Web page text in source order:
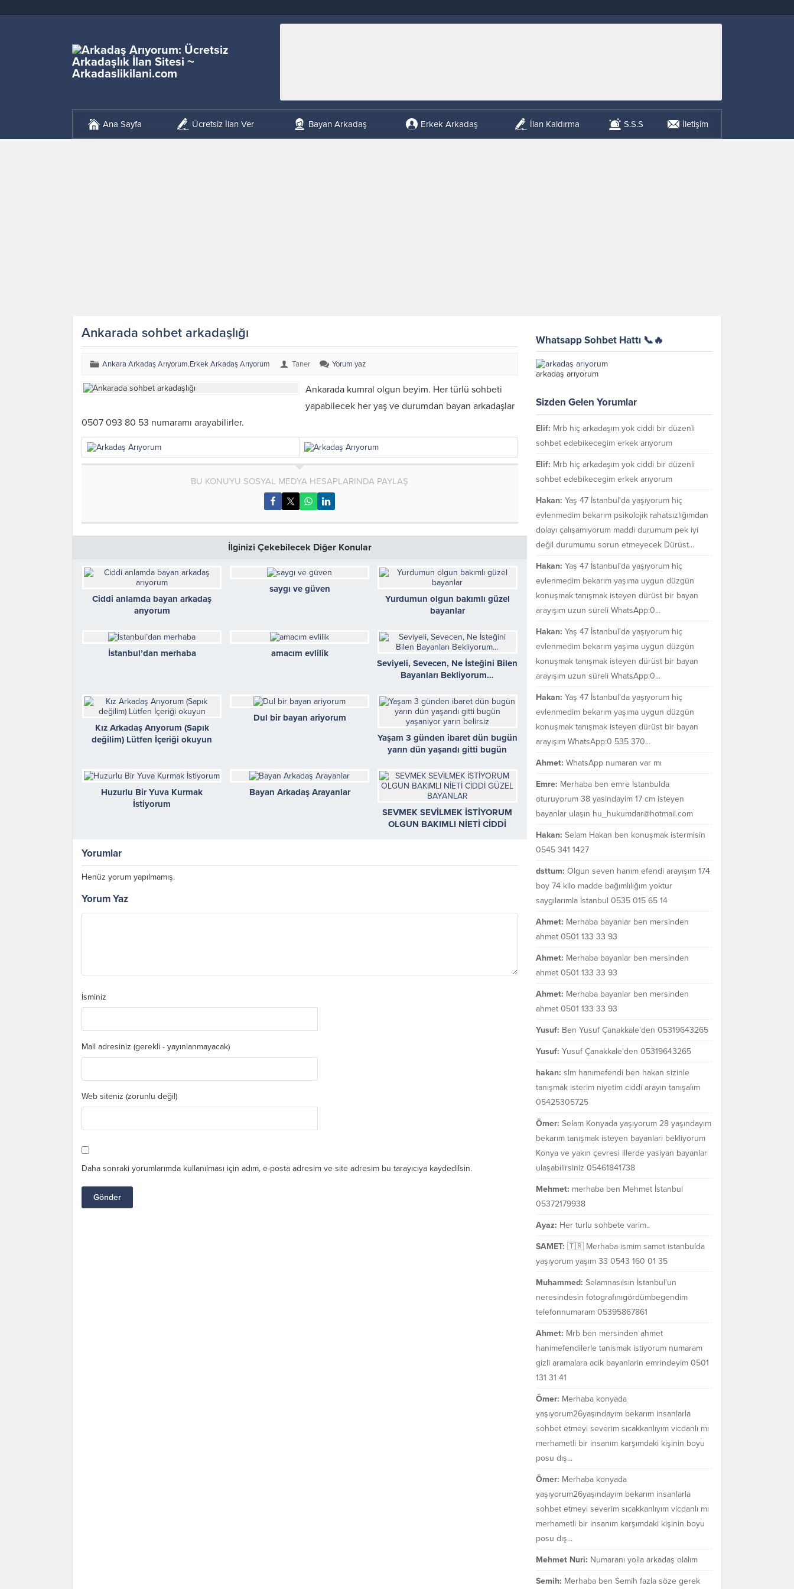
Ana Sayfa Ücretsiz İlan Ver Bayan Arkadaş Erkek Arkadaş İlan Kaldırma S.S.S İletişim
Ankarada sohbet arkadaşlığı
Ankara Arkadaş Arıyorum,Erkek Arkadaş Arıyorum Taner Yorum yaz
Ankarada kumral olgun beyim. Her türlü sohbeti
yapabilecek her yaş ve durumdan bayan arkadaşlar
0507 093 80 53 numaramı arayabilirler.
BU KONUYU SOSYAL MEDYA HESAPLARINDA PAYLAŞ
İlginizi Çekebilecek Diğer Konular
Ciddi anlamda bayan arkadaş
arıyorum
saygı ve güven
Yurdumun olgun bakımlı güzel
bayanlar
İstanbul’dan merhaba
amacım evlilik
Seviyeli, Sevecen, Ne İsteğini Bilen
Bayanları Bekliyorum…
Kız Arkadaş Arıyorum (Sapık
değilim) Lütfen İçeriği okuyun
Dul bir bayan ariyorum
Yaşam 3 günden ibaret dün bugün
yarın dün yaşandı gitti bugün
Huzurlu Bir Yuva Kurmak
İstiyorum
Bayan Arkadaş Arayanlar
SEVMEK SEVİLMEK İSTİYORUM
OLGUN BAKIMLI NİETİ CİDDİ
Yorumlar
Henüz yorum yapılmamış.
Yorum Yaz
İsminiz
Mail adresiniz (gerekli - yayınlanmayacak)
Web siteniz (zorunlu değil)
Daha sonraki yorumlarımda kullanılması için adım, e-posta adresim ve site adresim bu tarayıcıya kaydedilsin.
Whatsapp Sohbet Hattı 📞🔥
arkadaş arıyorum
Sizden Gelen Yorumlar
Elif: Mrb hiç arkadaşım yok ciddi bir düzenli
sohbet edebikecegim erkek arıyorum
Elif: Mrb hiç arkadaşım yok ciddi bir düzenli
sohbet edebikecegim erkek arıyorum
Hakan: Yaş 47 İstanbul'da yaşıyorum hiç
evlenmedim bekarım psikolojik rahatsızlığımdan
dolayı çalışamıyorum maddi durumum pek iyi
değil durumumu sorun etmeyecek Dürüst...
Hakan: Yaş 47 İstanbul'da yaşıyorum hiç
evlenmedim bekarım yaşıma uygun düzgün
konuşmak tanışmak isteyen dürüst bir bayan
arayışım uzun süreli WhatsApp:0...
Hakan: Yaş 47 İstanbul'da yaşıyorum hiç
evlenmedim bekarım yaşıma uygun düzgün
konuşmak tanışmak isteyen dürüst bir bayan
arayışım uzun süreli WhatsApp:0...
Hakan: Yaş 47 İstanbul'da yaşıyorum hiç
evlenmedim bekarım yaşıma uygun düzgün
konuşmak tanışmak isteyen dürüst bir bayan
arayışım WhatsApp:0 535 370...
Ahmet: WhatsApp numaran var mı
Emre: Merhaba ben emre İstanbulda
oturuyorum 38 yasindayim 17 cm isteyen
bayanlar ulaşın hu_hukumdar@hotmail.com
Hakan: Selam Hakan ben konuşmak istermisin
0545 341 1427
dsttum: Olgun seven hanım efendi arayışım 174
boy 74 kilo madde bağımlılığım yoktur
saygılarımla İstanbul 0535 015 65 14
Ahmet: Merhaba bayanlar ben mersinden
ahmet 0501 133 33 93
Ahmet: Merhaba bayanlar ben mersinden
ahmet 0501 133 33 93
Ahmet: Merhaba bayanlar ben mersinden
ahmet 0501 133 33 93
Yusuf: Ben Yusuf Çanakkale'den 05319643265
Yusuf: Yusuf Çanakkale'den 05319643265
hakan: slm hanımefendi ben hakan sizinle
tanışmak isterim niyetim ciddi arayın tanışalım
05425305725
Ömer: Selam Konyada yaşıyorum 28 yaşındayım
bekarım tanışmak isteyen bayanlari bekliyorum
Konya ve yakın çevresi illerde yasiyan bayanlar
ulaşabilirsiniz 05461841738
Mehmet: merhaba ben Mehmet İstanbul
05372179938
Ayaz: Her turlu sohbete varim..
SAMET: 🇹🇷 Merhaba ismim samet istanbulda
yaşıyorum yaşım 33 0543 160 01 35
Muhammed: Selamnasılsın İstanbul'un
neresindesin fotografınıgördümbegendim
telefonnumaram 05395867861
Ahmet: Mrb ben mersinden ahmet
hanimefendilerle tanismak istiyorum numaram
gizli aramalara acik bayanlarin emrindeyim 0501
131 31 41
Ömer: Merhaba konyada
yaşıyorum26yaşındayım bekarım insanlarla
sohbet etmeyi severim sıcakkanlıyım vicdanlı mı
merhametli bir insanım karşımdaki kişinin boyu
posu dış...
Ömer: Merhaba konyada
yaşıyorum26yaşındayım bekarım insanlarla
sohbet etmeyi severim sıcakkanlıyım vicdanlı mı
merhametli bir insanım karşımdaki kişinin boyu
posu dış...
Mehmet Nuri: Numaranı yolla arkadaş olalım
Semih: Merhaba ben Semih fazla söze gerek